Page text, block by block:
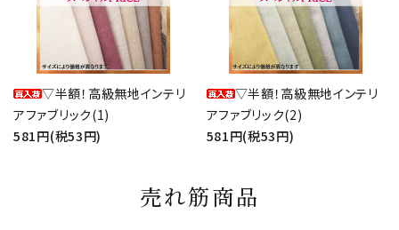
▽半額！高級無地インテリ
アファブリック(1)
581円(税53円)
▽半額！高級無地インテリ
アファブリック(2)
581円(税53円)
売れ筋商品